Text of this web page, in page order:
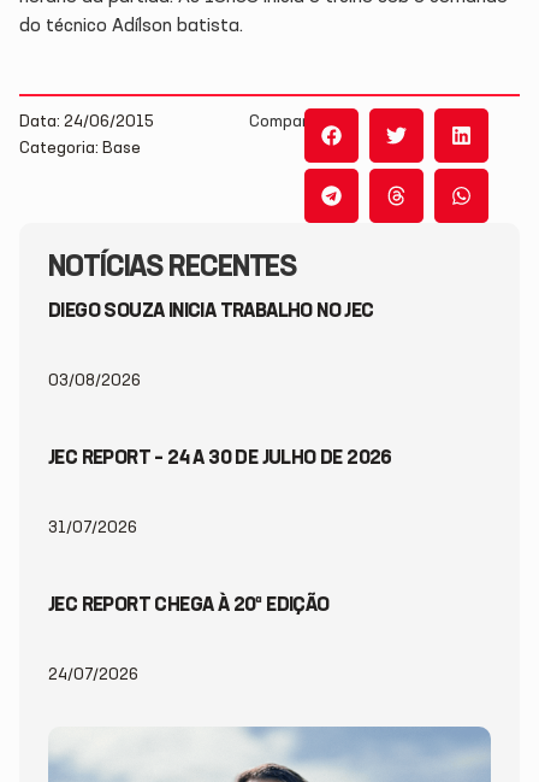
NOTÍCIAS RECENTES
DIEGO SOUZA INICIA TRABALHO NO JEC
03/08/2026
JEC REPORT – 24 A 30 DE JULHO DE 2026
31/07/2026
JEC REPORT CHEGA À 20ª EDIÇÃO
24/07/2026
do técnico Adílson batista.
Data: 24/06/2015
Categoria: Base
Compartilhe: